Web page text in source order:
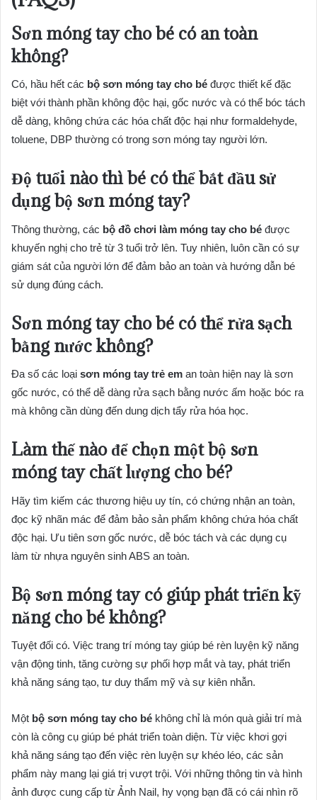
Sơn móng tay cho bé có an toàn
không?
Có, hầu hết các bộ sơn móng tay cho bé được thiết kế đặc
biệt với thành phần không độc hại, gốc nước và có thể bóc tách
dễ dàng, không chứa các hóa chất độc hại như formaldehyde,
toluene, DBP thường có trong sơn móng tay người lớn.
Độ tuổi nào thì bé có thể bắt đầu sử
dụng bộ sơn móng tay?
Thông thường, các bộ đồ chơi làm móng tay cho bé được
khuyến nghị cho trẻ từ 3 tuổi trở lên. Tuy nhiên, luôn cần có sự
giám sát của người lớn để đảm bảo an toàn và hướng dẫn bé
sử dụng đúng cách.
Sơn móng tay cho bé có thể rửa sạch
bằng nước không?
Đa số các loại sơn móng tay trẻ em an toàn hiện nay là sơn
gốc nước, có thể dễ dàng rửa sạch bằng nước ấm hoặc bóc ra
mà không cần dùng đến dung dịch tẩy rửa hóa học.
Làm thế nào để chọn một bộ sơn
móng tay chất lượng cho bé?
Hãy tìm kiếm các thương hiệu uy tín, có chứng nhận an toàn,
đọc kỹ nhãn mác để đảm bảo sản phẩm không chứa hóa chất
độc hại. Ưu tiên sơn gốc nước, dễ bóc tách và các dụng cụ
làm từ nhựa nguyên sinh ABS an toàn.
Bộ sơn móng tay có giúp phát triển kỹ
năng cho bé không?
Tuyệt đối có. Việc trang trí móng tay giúp bé rèn luyện kỹ năng
vận động tinh, tăng cường sự phối hợp mắt và tay, phát triển
khả năng sáng tạo, tư duy thẩm mỹ và sự kiên nhẫn.
Một bộ sơn móng tay cho bé không chỉ là món quà giải trí mà
còn là công cụ giúp bé phát triển toàn diện. Từ việc khơi gợi
khả năng sáng tạo đến việc rèn luyện sự khéo léo, các sản
phẩm này mang lại giá trị vượt trội. Với những thông tin và hình
ảnh được cung cấp từ Ảnh Nail, hy vọng bạn đã có cái nhìn rõ